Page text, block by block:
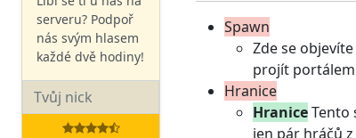
serveru? Podpoř
nás svým hlasem
každé dvě hodiny!
Spawn
Zde se
projít
Hranice
HraniceTento
jen pár hráčů